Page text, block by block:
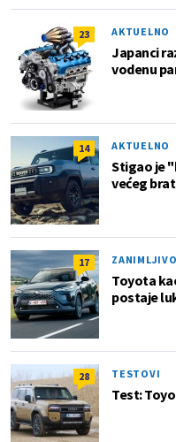
23 AKTUELNO
Japanci
vodenu
14 AKTUELNO
Stigao je
većeg
17
Toyota
postaje
28 TESTOVI
Test: